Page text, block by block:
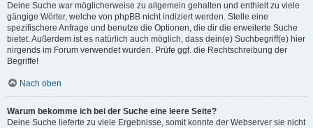
Deine Suche war möglicherweise zu allgemein gehalten und enthielt zu viele
gängige Wörter, welche von phpBB nicht indiziert werden. Stelle eine
spezifischere Anfrage und benutze die Optionen, die dir die erweiterte Suche
bietet. Außerdem ist es natürlich auch möglich, dass dein(e) Suchbegriff(e) hier
nirgends im Forum verwendet wurden. Prüfe ggf. die Rechtschreibung der
Begriffe!
Nach oben
Warum bekomme ich bei der Suche eine leere Seite?
Deine Suche lieferte zu viele Ergebnisse, somit konnte der Webserver sie nicht